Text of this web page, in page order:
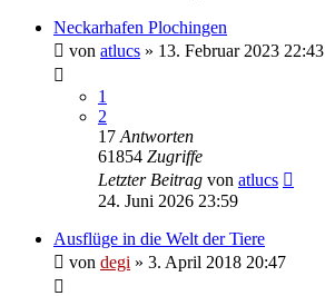
Neckarhafen Plochingen
von atlucs » 13. Februar 2023 22:43
1
2
17 Antworten
61854 Zugriffe
Letzter Beitrag von atlucs
24. Juni 2026 23:59
Ausflüge in die Welt der Tiere
von degi » 3. April 2018 20:47